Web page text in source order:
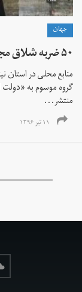
جهان
۵۰ ضربه شلاق مجازات سخن گفتن درباره مرگ البغدادی
منابع محلی در استان
گروه موسوم به
منتشر...
۱۱ تیر ۱۳۹۶